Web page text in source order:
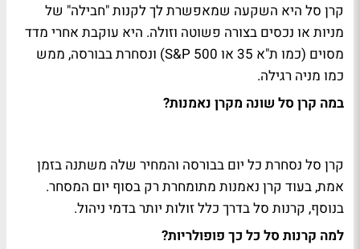
קרן סל היא השקעה שמאפשרת לך לקנות "חבילה" של
מניות או נכסים בצורה פשוטה וזולה. היא עוקבת אחרי מדד
מסוים (כמו ת"א 35 או S&P 500) ונסחרת בבורסה, ממש
כמו מניה רגילה.
במה קרן סל שונה מקרן נאמנות?
קרן סל נסחרת כל יום בבורסה והמחיר שלה משתנה בזמן
אמת, בעוד קרן נאמנות מתומחרת רק בסוף יום המסחר.
בנוסף, קרנות סל בדרך כלל זולות יותר בדמי ניהול.
למה קרנות סל כל כך פופולריות?